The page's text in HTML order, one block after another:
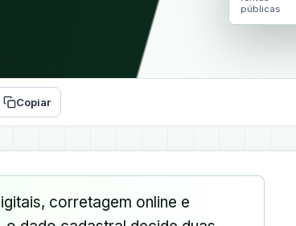
públicas
Copiar
corretagem online e